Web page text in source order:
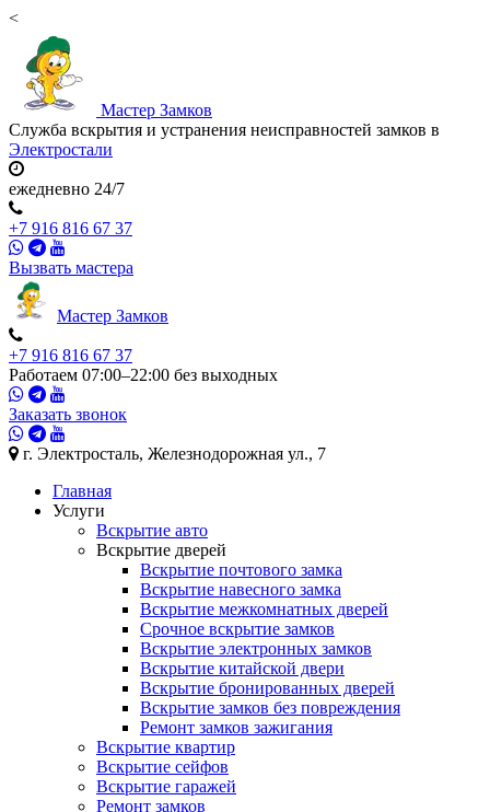
<
Мастер Замков
Служба вскрытия и устранения неисправностей замков в
Электростали
ежедневно 24/7
+7 916 816 67 37
Вызвать мастера
Мастер Замков
+7 916 816 67 37
Работаем 07:00–22:00 без выходных
Заказать звонок
г. Электросталь, Железнодорожная ул., 7
Главная
Услуги
Вскрытие авто
Вскрытие дверей
Вскрытие почтового замка
Вскрытие навесного замка
Вскрытие межкомнатных дверей
Срочное вскрытие замков
Вскрытие электронных замков
Вскрытие китайской двери
Вскрытие бронированных дверей
Вскрытие замков без повреждения
Ремонт замков зажигания
Вскрытие квартир
Вскрытие сейфов
Вскрытие гаражей
Ремонт замков